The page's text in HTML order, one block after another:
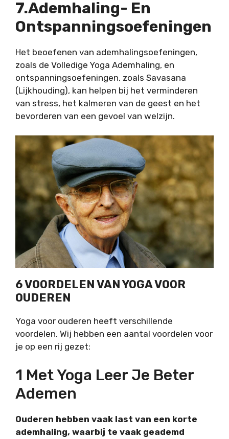
7.Ademhaling- En
Ontspanningsoefeningen
Het beoefenen van ademhalingsoefeningen,
zoals de Volledige Yoga Ademhaling, en
ontspanningsoefeningen, zoals Savasana
(Lijkhouding), kan helpen bij het verminderen
van stress, het kalmeren van de geest en het
bevorderen van een gevoel van welzijn.
6 VOORDELEN VAN YOGA VOOR
OUDEREN
Yoga voor ouderen heeft verschillende
voordelen. Wij hebben een aantal voordelen voor
je op een rij gezet:
1 Met Yoga Leer Je Beter
Ademen
Ouderen hebben vaak last van een korte
ademhaling, waarbij te vaak geademd